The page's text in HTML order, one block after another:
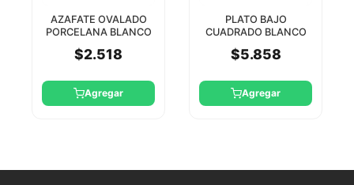
AZAFATE OVALADO
PORCELANA BLANCO
ROUND
$2.518
Agregar
PLATO BAJO
CUADRADO BLANCO
$5.858
Agregar